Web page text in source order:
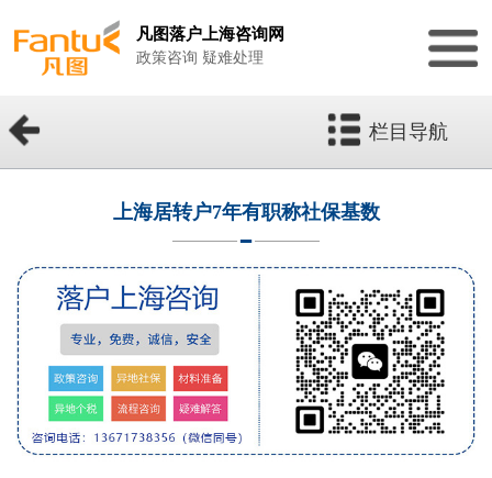
凡图落户上海咨询网
政策咨询 疑难处理
栏目导航
上海居转户7年有职称社保基数